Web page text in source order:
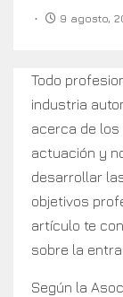
9 agosto,
Todo
industria
acerca de
actuación y
desarrollar
objetivos
artículo te
sobre la
Según la